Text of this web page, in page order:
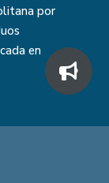
por
en